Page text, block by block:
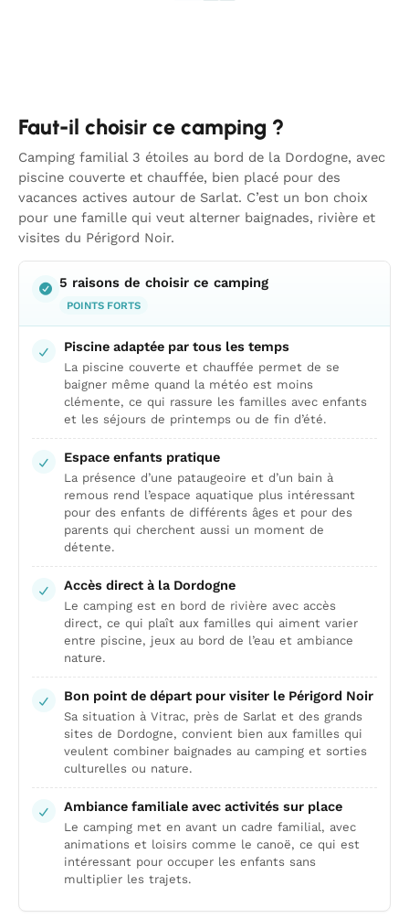
Faut-il choisir ce camping ?
Camping familial 3 étoiles au bord de la Dordogne, avec
piscine couverte et chauffée, bien placé pour des
vacances actives autour de Sarlat. C’est un bon choix
pour une famille qui veut alterner baignades, rivière et
visites du Périgord Noir.
5 raisons de choisir ce camping
POINTS FORTS
Piscine adaptée par tous les temps
La piscine couverte et chauffée permet de se
baigner même quand la météo est moins
clémente, ce qui rassure les familles avec enfants
et les séjours de printemps ou de fin d’été.
Espace enfants pratique
La présence d’une pataugeoire et d’un bain à
remous rend l’espace aquatique plus intéressant
pour des enfants de différents âges et pour des
parents qui cherchent aussi un moment de
détente.
Accès direct à la Dordogne
Le camping est en bord de rivière avec accès
direct, ce qui plaît aux familles qui aiment varier
entre piscine, jeux au bord de l’eau et ambiance
nature.
Bon point de départ pour visiter le Périgord Noir
Sa situation à Vitrac, près de Sarlat et des grands
sites de Dordogne, convient bien aux familles qui
veulent combiner baignades au camping et sorties
culturelles ou nature.
Ambiance familiale avec activités sur place
Le camping met en avant un cadre familial, avec
animations et loisirs comme le canoë, ce qui est
intéressant pour occuper les enfants sans
multiplier les trajets.